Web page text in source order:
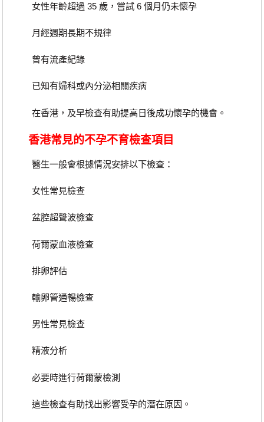
女性年齡超過 35 歲，嘗試 6 個月仍未懷孕
月經週期長期不規律
曾有流產紀錄
已知有婦科或內分泌相關疾病
在香港，及早檢查有助提高日後成功懷孕的機會。
香港常見的不孕不育檢查項目
醫生一般會根據情況安排以下檢查：
女性常見檢查
盆腔超聲波檢查
荷爾蒙血液檢查
排卵評估
輸卵管通暢檢查
男性常見檢查
精液分析
必要時進行荷爾蒙檢測
這些檢查有助找出影響受孕的潛在原因。